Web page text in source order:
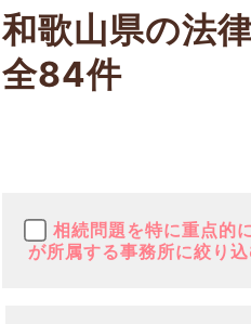
和歌山県の法
全84件
相続問題を特に重点的
が所属する事務所に絞り